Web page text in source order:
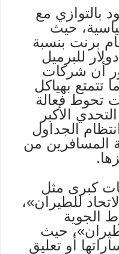
بالتوازي مع
حيث
برنت بنسبة
1.6% لتصل إلى 74.40 دولار للبرميل
أن شركات
تتمتع بهياكل
تحوط فعالة
الأكبر
الجداول
المسافرين من
كبرى مثل
للطيران»،
الجوية
حيث
أو تعليق